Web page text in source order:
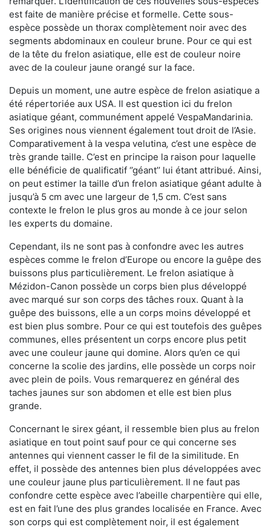
est faite de manière précise et formelle. Cette sous-
espèce possède un thorax complètement noir avec des
segments abdominaux en couleur brune. Pour ce qui est
de la tête du frelon asiatique, elle est de couleur noire
avec de la couleur jaune orangé sur la face.
Depuis un moment, une autre espèce de frelon asiatique a
été répertoriée aux USA. Il est question ici du frelon
asiatique géant, communément appelé VespaMandarinia.
Ses origines nous viennent également tout droit de l’Asie.
Comparativement à la vespa velutina, c’est une espèce de
très grande taille. C’est en principe la raison pour laquelle
elle bénéficie de qualificatif ‘’géant’’ lui étant attribué. Ainsi,
on peut estimer la taille d’un frelon asiatique géant adulte à
jusqu’à 5 cm avec une largeur de 1,5 cm. C’est sans
contexte le frelon le plus gros au monde à ce jour selon
les experts du domaine.
Cependant, ils ne sont pas à confondre avec les autres
espèces comme le frelon d’Europe ou encore la guêpe des
buissons plus particulièrement. Le frelon asiatique à
Mézidon-Canon possède un corps bien plus développé
avec marqué sur son corps des tâches roux. Quant à la
guêpe des buissons, elle a un corps moins développé et
est bien plus sombre. Pour ce qui est toutefois des guêpes
communes, elles présentent un corps encore plus petit
avec une couleur jaune qui domine. Alors qu’en ce qui
concerne la scolie des jardins, elle possède un corps noir
avec plein de poils. Vous remarquerez en général des
taches jaunes sur son abdomen et elle est bien plus
grande.
Concernant le sirex géant, il ressemble bien plus au frelon
asiatique en tout point sauf pour ce qui concerne ses
antennes qui viennent casser le fil de la similitude. En
effet, il possède des antennes bien plus développées avec
une couleur jaune plus particulièrement. Il ne faut pas
confondre cette espèce avec l’abeille charpentière qui elle,
est en fait l’une des plus grandes localisée en France. Avec
son corps qui est complètement noir, il est également